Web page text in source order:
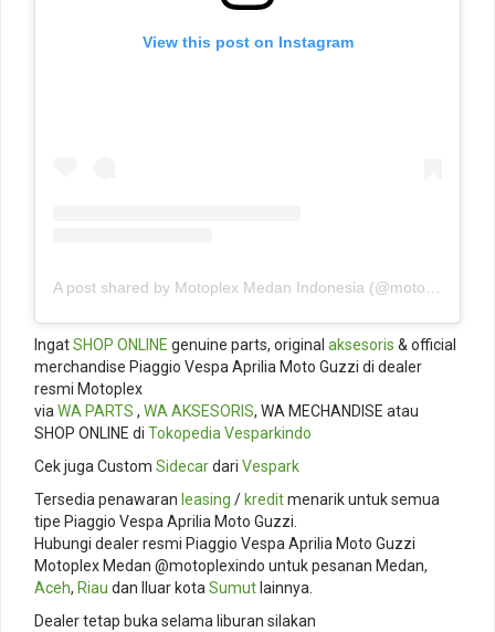
View this post on Instagram
A post shared by Motoplex Medan Indonesia (@motoplexindo)
IngatSHOP ONLINE genuine parts, original aksesoris & official
merchandise Piaggio Vespa Aprilia Moto Guzzi di dealer
resmi Motoplex
viaWA PARTS , WA AKSESORIS, WA MECHANDISE atau
SHOP ONLINE di TokopediaVesparkindo
Cek juga Custom Sidecardari Vespark
Tersedia penawaran leasing / kreditmenarik untuk semua
tipe Piaggio Vespa Aprilia Moto Guzzi.
Hubungi dealer resmi Piaggio Vespa Aprilia Moto Guzzi
Motoplex Medan @motoplexindo untuk pesanan Medan,
Aceh, Riau dan lluar kotaSumut lainnya.
Dealer tetap buka selama liburan silakan